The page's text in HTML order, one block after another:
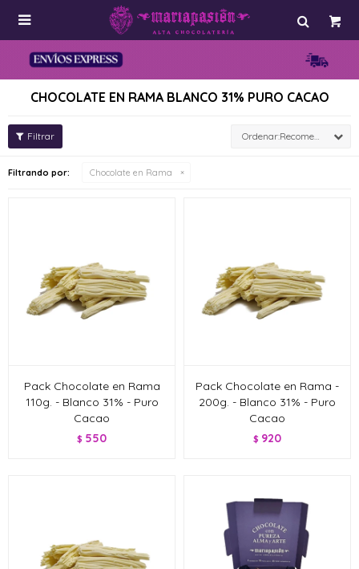

CHOCOLATE EN RAMA BLANCO 31% PURO CACAO
Recomendados
Filtrando por: Chocolate en Rama
Pack Chocolate en Rama
110g. - Blanco 31% - Puro
Cacao
$ 550
Pack Chocolate en Rama -
200g. - Blanco 31% - Puro
Cacao
$ 920